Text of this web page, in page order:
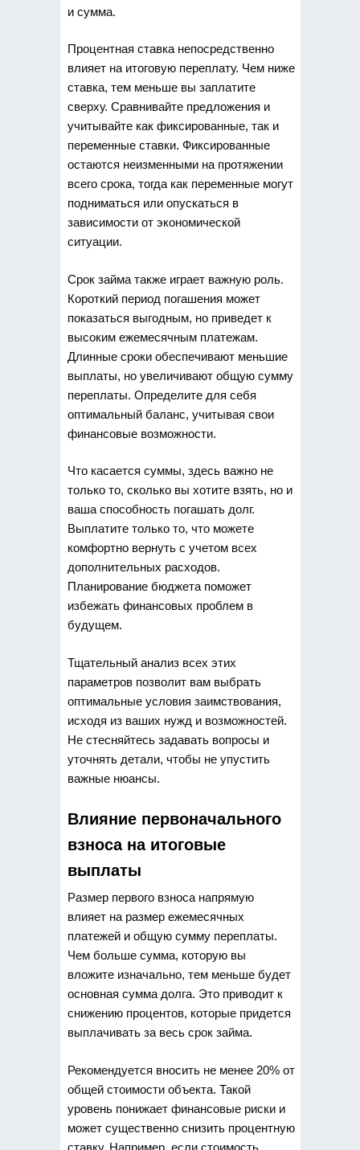
и сумма.
Процентная ставка непосредственно
влияет на итоговую переплату. Чем ниже
ставка, тем меньше вы заплатите
сверху. Сравнивайте предложения и
учитывайте как фиксированные, так и
переменные ставки. Фиксированные
остаются неизменными на протяжении
всего срока, тогда как переменные могут
подниматься или опускаться в
зависимости от экономической
ситуации.
Срок займа также играет важную роль.
Короткий период погашения может
показаться выгодным, но приведет к
высоким ежемесячным платежам.
Длинные сроки обеспечивают меньшие
выплаты, но увеличивают общую сумму
переплаты. Определите для себя
оптимальный баланс, учитывая свои
финансовые возможности.
Что касается суммы, здесь важно не
только то, сколько вы хотите взять, но и
ваша способность погашать долг.
Выплатите только то, что можете
комфортно вернуть с учетом всех
дополнительных расходов.
Планирование бюджета поможет
избежать финансовых проблем в
будущем.
Тщательный анализ всех этих
параметров позволит вам выбрать
оптимальные условия заимствования,
исходя из ваших нужд и возможностей.
Не стесняйтесь задавать вопросы и
уточнять детали, чтобы не упустить
важные нюансы.
Влияние первоначального
взноса на итоговые
выплаты
Размер первого взноса напрямую
влияет на размер ежемесячных
платежей и общую сумму переплаты.
Чем больше сумма, которую вы
вложите изначально, тем меньше будет
основная сумма долга. Это приводит к
снижению процентов, которые придется
выплачивать за весь срок займа.
Рекомендуется вносить не менее 20% от
общей стоимости объекта. Такой
уровень понижает финансовые риски и
может существенно снизить процентную
ставку. Например, если стоимость